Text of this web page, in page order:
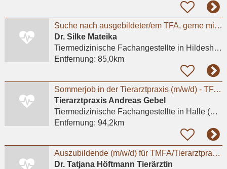
Suche nach ausgebildeter/em TFA, gerne mit ZusatzqualifikationTierphysiotherapie
Dr. Silke Mateika
Tiermedizinische Fachangestelltein Hildesheim
Entfernung: 85,0km
Sommerjob in der Tierarztpraxis (m/w/d) - TFA oder Studierende Tiermedizin
Tierarztpraxis Andreas Gebel
Tiermedizinische Fachangestelltein Halle (Saale)
Entfernung: 94,2km
Auszubildende (m/w/d) für TMFA/Tierarztpraxis in Hannover gesucht
Dr. Tatjana Höftmann Tierärztin